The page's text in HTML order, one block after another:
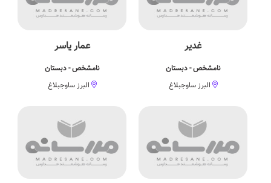
غدیر
نامشخص - دبستان
البرز ساوجبلاغ
عمار یاسر
نامشخص - دبستان
البرز ساوجبلاغ